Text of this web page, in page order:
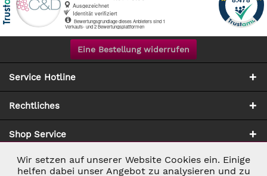
Eine Bestellung widerrufen
Service Hotline
Rechtliches
Shop Service
Zahlung & Versand
Notwendig Aktiv
Wir setzen auf unserer Website Cookies ein. Einige
helfen dabei unser Angebot zu analysieren und zu